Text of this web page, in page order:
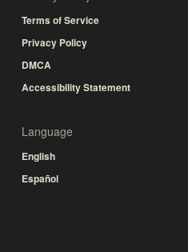
Terms of Service
Privacy Policy
DMCA
Accessibility Statement
Language
English
Español